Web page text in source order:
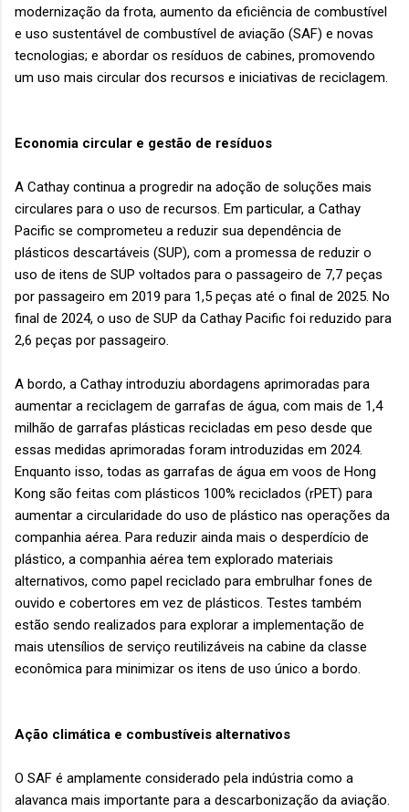
modernização da frota, aumento da eficiência de combustível
e uso sustentável de combustível de aviação (SAF) e novas
tecnologias; e abordar os resíduos de cabines, promovendo
um uso mais circular dos recursos e iniciativas de reciclagem.
Economia circular e gestão de resíduos
A Cathay continua a progredir na adoção de soluções mais
circulares para o uso de recursos. Em particular, a Cathay
Pacific se comprometeu a reduzir sua dependência de
plásticos descartáveis (SUP), com a promessa de reduzir o
uso de itens de SUP voltados para o passageiro de 7,7 peças
por passageiro em 2019 para 1,5 peças até o final de 2025. No
final de 2024, o uso de SUP da Cathay Pacific foi reduzido para
2,6 peças por passageiro.
A bordo, a Cathay introduziu abordagens aprimoradas para
aumentar a reciclagem de garrafas de água, com mais de 1,4
milhão de garrafas plásticas recicladas em peso desde que
essas medidas aprimoradas foram introduzidas em 2024.
Enquanto isso, todas as garrafas de água em voos de Hong
Kong são feitas com plásticos 100% reciclados (rPET) para
aumentar a circularidade do uso de plástico nas operações da
companhia aérea. Para reduzir ainda mais o desperdício de
plástico, a companhia aérea tem explorado materiais
alternativos, como papel reciclado para embrulhar fones de
ouvido e cobertores em vez de plásticos. Testes também
estão sendo realizados para explorar a implementação de
mais utensílios de serviço reutilizáveis na cabine da classe
econômica para minimizar os itens de uso único a bordo.
Ação climática e combustíveis alternativos
O SAF é amplamente considerado pela indústria como a
alavanca mais importante para a descarbonização da aviação.